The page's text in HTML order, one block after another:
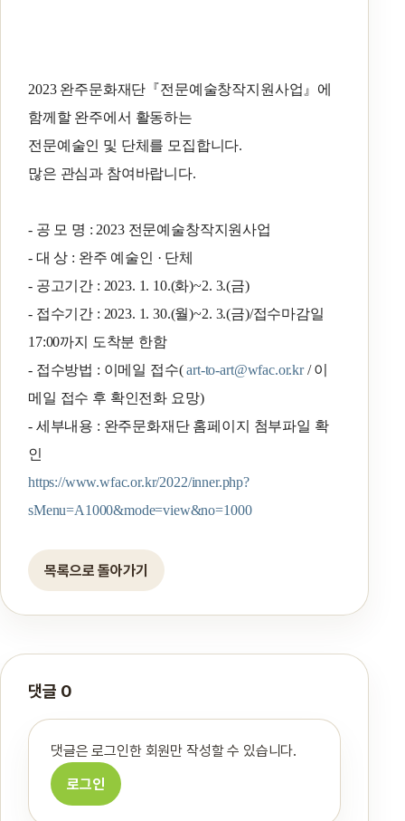
2023 완주문화재단『전문예술창작지원사업』에
함께할 완주에서 활동하는
전문예술인 및 단체를 모집합니다.
많은 관심과 참여바랍니다.
- 공 모 명 : 2023 전문예술창작지원사업
- 대 상 : 완주 예술인 · 단체
- 공고기간 : 2023. 1. 10.(화)~2. 3.(금)
- 접수기간 : 2023. 1. 30.(월)~2. 3.(금)/접수마감일
17:00까지 도착분 한함
- 접수방법 : 이메일 접수(art-to-art@wfac.or.kr/ 이
메일 접수 후 확인전화 요망)
- 세부내용 : 완주문화재단 홈페이지 첨부파일 확
인
https://www.wfac.or.kr/2022/inner.php?
sMenu=A1000&mode=view&no=1000
목록으로 돌아가기
댓글 0
댓글은 로그인한 회원만 작성할 수 있습니다.
로그인